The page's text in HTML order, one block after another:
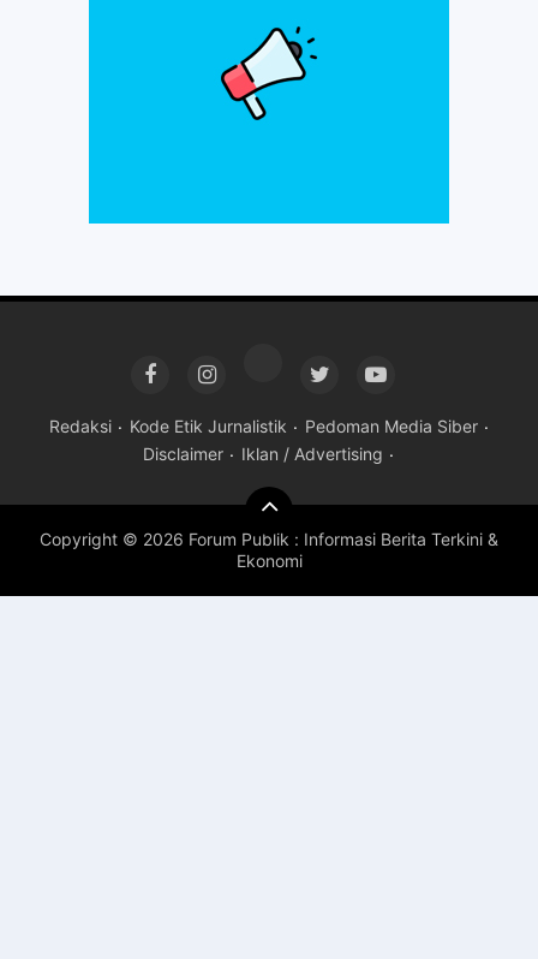
Redaksi Kode Etik Jurnalistik
Pedoman Media Siber
Disclaimer
Iklan / Advertising
Copyright © 2026 Forum Publik : Informasi Berita Terkini &
Ekonomi